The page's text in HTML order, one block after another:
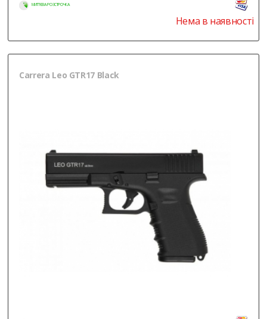
МИТТЄВА РОЗСТРОЧКА
Нема в наявності
Carrera Leo GTR17 Black